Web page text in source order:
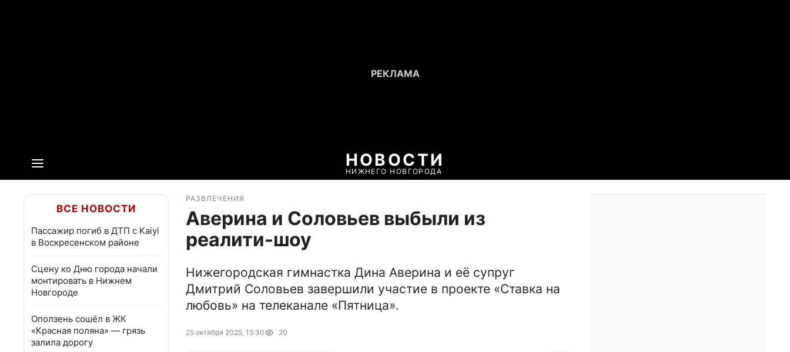
НОВОСТИ
НИЖНЕГО НОВГОРОДА
ВСЕ НОВОСТИ
Пассажир погиб в ДТП с Kaiyi
в Воскресенском районе
Сцену ко Дню города начали
монтировать в Нижнем
Новгороде
Оползень сошёл в ЖК
«Красная поляна» — грязь
залила дорогу
РАЗВЛЕЧЕНИЯ
Аверина и Соловьев выбыли из
реалити-шоу
Нижегородская гимнастка Дина Аверина и её супруг
Дмитрий Соловьев завершили участие в проекте «Ставка на
любовь» на телеканале «Пятница».
25 октября 2025, 15:30 20